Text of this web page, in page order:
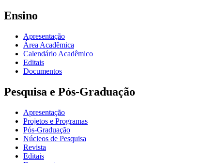
Ensino
Apresentação
Área Acadêmica
Calendário Acadêmico
Editais
Documentos
Pesquisa e Pós-Graduação
Apresentação
Projetos e Programas
Pós-Graduação
Núcleos de Pesquisa
Revista
Editais